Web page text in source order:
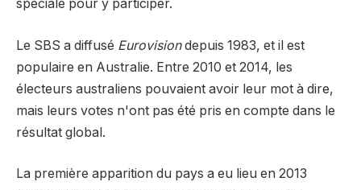
spéciale pour y participer.
Le SBS a diffusé Eurovisiondepuis 1983, et il est
populaire en Australie. Entre 2010 et 2014, les
électeurs australiens pouvaient avoir leur mot à dire,
mais leurs votes n'ont pas été pris en compte dans le
résultat global.
La première apparition du pays a eu lieu en 2013